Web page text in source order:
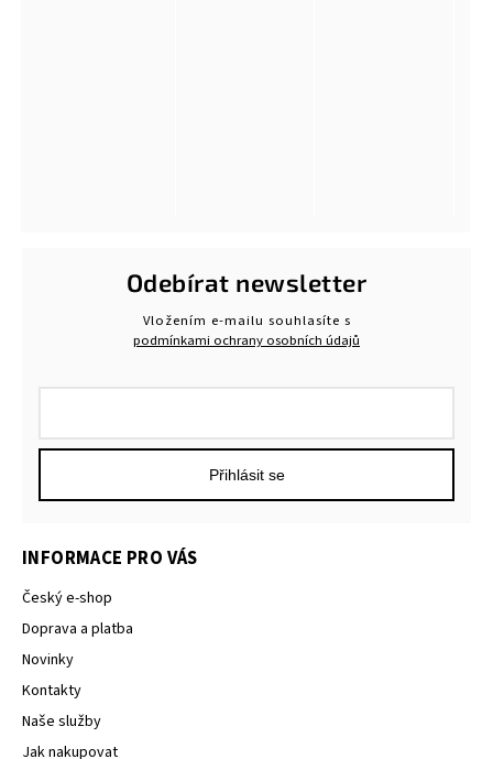
INFORMACE PRO VÁS
Český e-shop
Doprava a platba
Novinky
Kontakty
Naše služby
Jak nakupovat
Odebírat newsletter
Vložením e-mailu souhlasíte s
podmínkami ochrany osobních údajů
Přihlásit se